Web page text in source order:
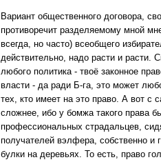
Вариант общественного договора,
противоречит разделяемому мной
всегда, но часто) всеобщего
действительно, надо расти и расти.
любого политика - твоё законное
власти - да ради Б-га, это может
тех, кто имеет на это право. А вот с
сложнее, ибо у бомжа такого права
профессиональных страдальцев,
получателей вэлфера, собственно и
булки на деревьях. То есть, право